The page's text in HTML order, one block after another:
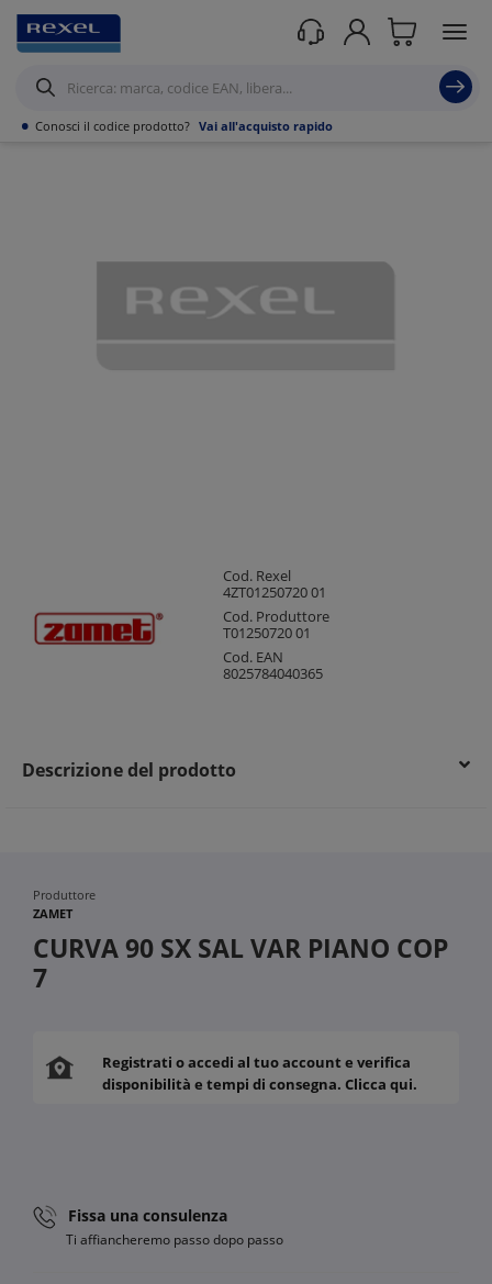
• Conosci il codice prodotto? Vai all'acquisto rapido
Prodotti /Canalizzazioni Canaline Passacavi Industriali in Metallo/Curve,
Derivazioni e accessori per Canale forato
Cod. Rexel
4ZT01250720 01
Cod. Produttore
T01250720 01
Cod. EAN
8025784040365
Descrizione del prodotto
Produttore
ZAMET
CURVA 90 SX SAL VAR PIANO COP
7
Registrati o accedi al tuo account e verifica
disponibilità e tempi di consegna. Clicca qui.
Fissa una consulenza
Ti affiancheremo passo dopo passo